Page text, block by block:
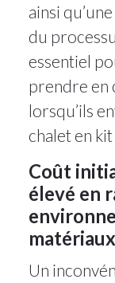
ainsi
du
essentiel
prendre en
lorsqu’ils
chalet en
Coût
élevé en
Un